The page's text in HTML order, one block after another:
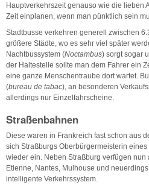
Hauptverkehrszeit genauso wie die lieben
Zeit einplanen, wenn man pünktlich sein
Stadtbusse verkehren generell zwischen
größere Städte, wo es sehr viel später
Nachtbussystem (Noctambus) sorgt sogar
der Haltestelle sollte man dem Fahrer ein
eine ganze Menschentraube dort wartet.
(bureau de tabac), an besonderen
allerdings nur Einzelfahrscheine.
Straßenbahnen
Diese waren in Frankreich fast schon aus
sich Straßburgs Oberbürgermeisterin
wieder ein. Neben Straßburg verfügen nun
Etienne, Nantes, Mulhouse und
intelligente Verkehrssystem.